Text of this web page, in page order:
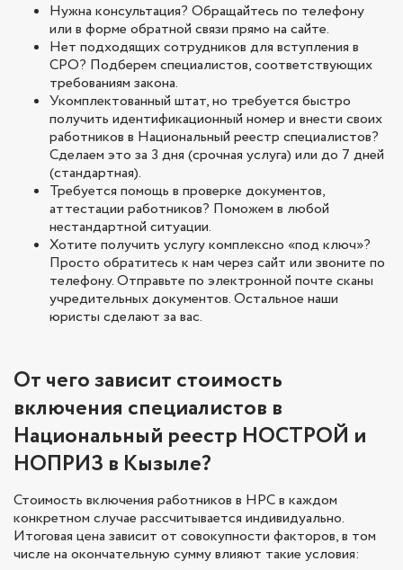
Нужна консультация? Обращайтесь по телефону
или в форме обратной связи прямо на сайте.
Нет подходящих сотрудников для вступления в
СРО? Подберем специалистов, соответствующих
требованиям закона.
Укомплектованный штат, но требуется быстро
получить идентификационный номер и внести своих
работников в Национальный реестр специалистов?
Сделаем это за 3 дня (срочная услуга) или до 7 дней
(стандартная).
Требуется помощь в проверке документов,
аттестации работников? Поможем в любой
нестандартной ситуации.
Хотите получить услугу комплексно «под ключ»?
Просто обратитесь к нам через сайт или звоните по
телефону. Отправьте по электронной почте сканы
учредительных документов. Остальное наши
юристы сделают за вас.
От чего зависит стоимость
включения специалистов в
Национальный реестр НОСТРОЙ и
НОПРИЗ в Кызыле?
Стоимость включения работников в НРС в каждом
конкретном случае рассчитывается индивидуально.
Итоговая цена зависит от совокупности факторов, в том
числе на окончательную сумму влияют такие условия: